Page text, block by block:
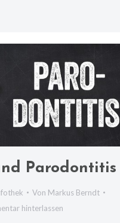
Parodontitis
Von Markus Berndt
hinterlassen